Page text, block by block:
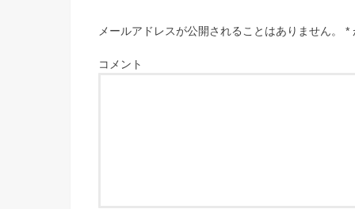
メールアドレスが公開されることはありません。 *
コメント